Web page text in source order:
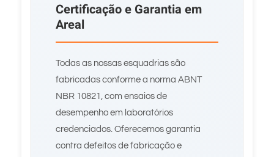
Certificação e Garantia em
Areal
Todas as nossas esquadrias são
fabricadas conforme a norma ABNT
NBR 10821, com ensaios de
desempenho em laboratórios
credenciados. Oferecemos garantia
contra defeitos de fabricação e